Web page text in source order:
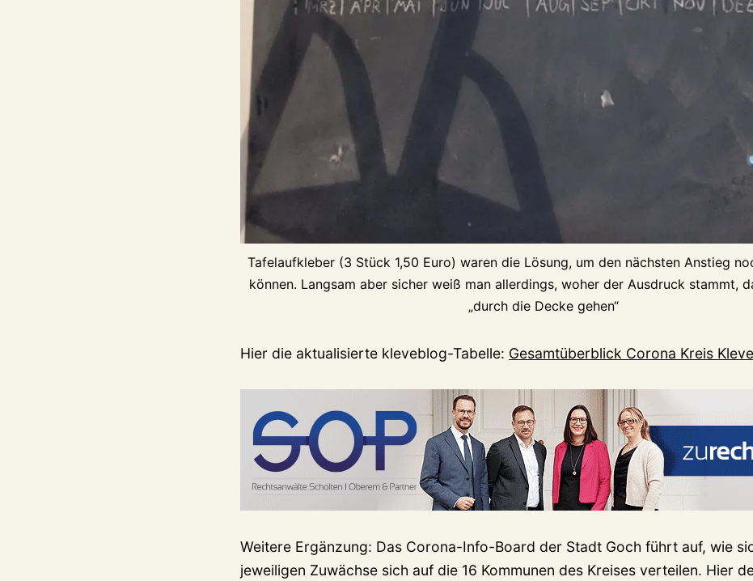
Tafelaufkleber (3 Stück 1,50 Euro) waren die Lösung, um den nächsten Anstieg
können. Langsam aber sicher weiß man allerdings, woher der Ausdruck stammt,
„durch die Decke gehen“
Hier die aktualisierte kleveblog-Tabelle: Gesamtüberblick Corona Kreis Kleve
Weitere Ergänzung: Das Corona-Info-Board der Stadt Goch führt auf, wie
jeweiligen Zuwächse sich auf die 16 Kommunen des Kreises verteilen. Hier